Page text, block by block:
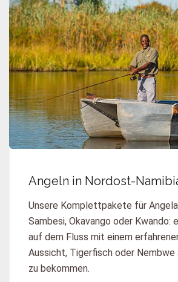
Angeln in Nordost-
Unsere Komplettpakete für
Sambesi, Okavango oder Kwando:
auf dem Fluss mit einem
Aussicht, Tigerfisch oder Nembwe
zu bekommen.